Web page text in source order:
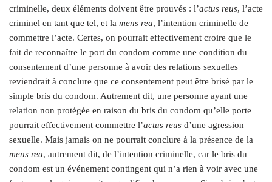
criminelle, deux éléments doivent être prouvés : l’actus reus, l’acte
criminel en tant que tel, et la mens rea, l’intention criminelle de
commettre l’acte. Certes, on pourrait effectivement croire que le
fait de reconnaître le port du condom comme une condition du
consentement d’une personne à avoir des relations sexuelles
reviendrait à conclure que ce consentement peut être brisé par le
simple bris du condom. Autrement dit, une personne ayant une
relation non protégée en raison du bris du condom qu’elle porte
pourrait effectivement commettre l’actus reus d’une agression
sexuelle. Mais jamais on ne pourrait conclure à la présence de la
mens rea, autrement dit, de l’intention criminelle, car le bris du
condom est un événement contingent qui n’a rien à voir avec une